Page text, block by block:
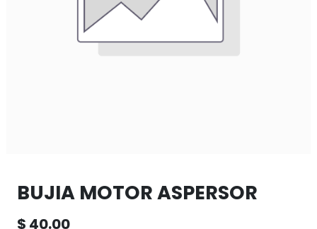
BUJIA MOTOR ASPERSOR
$ 40.00